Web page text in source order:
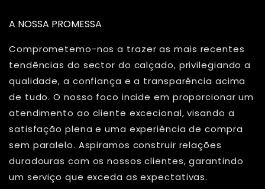
A NOSSA PROMESSA
Comprometemo-nos a trazer as mais recentes
tendências do sector do calçado, privilegiando a
qualidade, a confiança e a transparência acima
de tudo. O nosso foco incide em proporcionar um
atendimento ao cliente excecional, visando a
satisfação plena e uma experiência de compra
sem paralelo. Aspiramos construir relações
duradouras com os nossos clientes, garantindo
um serviço que exceda as expectativas.